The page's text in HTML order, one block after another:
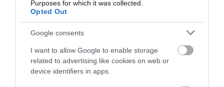
Purposes for which it was collected.
Opted Out
Google consents
I want to allow Google to enable storage
related to advertising like cookies on web or
device identifiers in apps.
Ezt is olvasd el!
készíts hagymalekvárt!